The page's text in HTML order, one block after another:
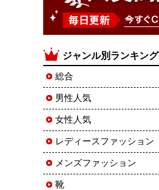
ジャンル別ランキング
総合
男性人気
女性人気
レディースファッション
メンズファッション
靴